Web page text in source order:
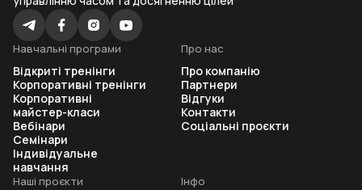
Навчальні програми
Відкриті тренінги
Корпоративні тренінги
Корпоративні
майстер-класи
Вебінари
Семінари
Індивідуальне
навчання
Наші проєкти Інфо
Про нас
Про компанію
Партнери
Відгуки
Контакти
Соціальні проєкти